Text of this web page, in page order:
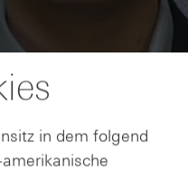
in dem folgend